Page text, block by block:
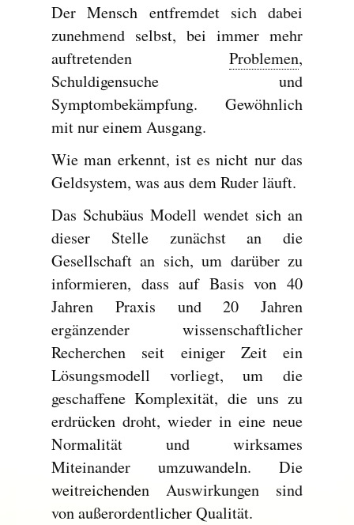
Der Mensch entfremdet sich dabei
zunehmend selbst, bei immer mehr
auftretendenProblemen,
Schuldigensuche und
Symptombekämpfung. Gewöhnlich
mit nur einem Ausgang.
Wie man erkennt, ist es nicht nur das
Geldsystem, was aus dem Ruder läuft.
Das Schubäus Modell wendet sich an
dieser Stelle zunächst an die
Gesellschaft an sich, um darüber zu
informieren, dass auf Basis von 40
Jahren Praxis und 20 Jahren
ergänzender wissenschaftlicher
Recherchen seit einiger Zeit ein
Lösungsmodell vorliegt, um die
geschaffene Komplexität, die uns zu
erdrücken droht, wieder in eine neue
Normalität und wirksames
Miteinander umzuwandeln. Die
weitreichenden Auswirkungen sind
von außerordentlicher Qualität.